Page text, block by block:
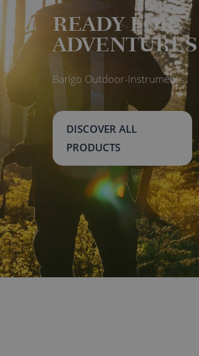
READY FOR
ADVENTURES
Barigo Outdoor-Instruments
DISCOVER ALL
PRODUCTS